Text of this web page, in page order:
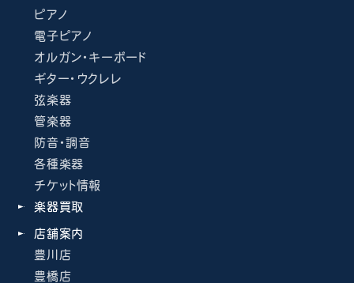
ピアノ
電子ピアノ
オルガン・キーボード
ギター・ウクレレ
弦楽器
管楽器
防音・調音
各種楽器
チケット情報
楽器買取
店舗案内
豊川店
豊橋店